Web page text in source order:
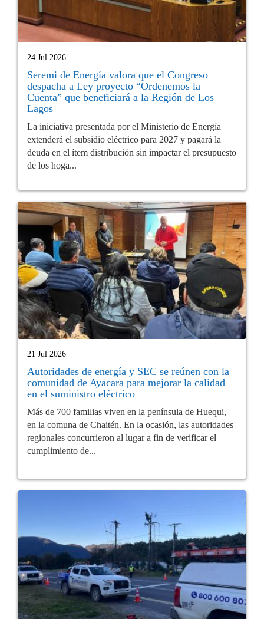
24 Jul 2026
Seremi de Energía valora que el Congreso
despacha a Ley proyecto “Ordenemos la
Cuenta” que beneficiará a la Región de Los
Lagos
La iniciativa presentada por el Ministerio de Energía
extenderá el subsidio eléctrico para 2027 y pagará la
deuda en el ítem distribución sin impactar el presupuesto
de los hoga...
21 Jul 2026
Autoridades de energía y SEC se reúnen con la
comunidad de Ayacara para mejorar la calidad
en el suministro eléctrico
Más de 700 familias viven en la península de Huequi,
en la comuna de Chaitén. En la ocasión, las autoridades
regionales concurrieron al lugar a fin de verificar el
cumplimiento de...